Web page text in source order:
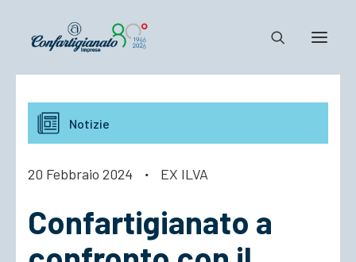
Notizie e Documenti
Confartigianato
Cosa Facciamo
Notizie
20 Febbraio 2024 · EX ILVA
Confartigianato a